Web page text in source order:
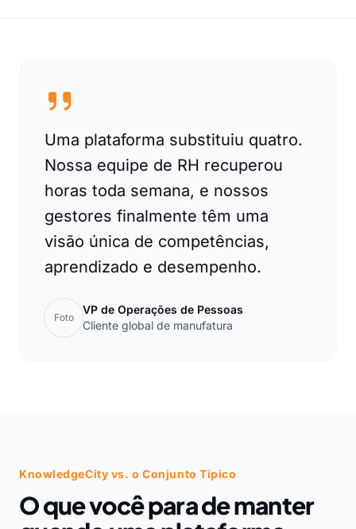
Uma plataforma substituiu quatro.
Nossa equipe de RH recuperou
horas toda semana, e nossos
gestores finalmente têm uma
visão única de competências,
aprendizado e desempenho.
Foto
VP de Operações de Pessoas
Cliente global de manufatura
KnowledgeCity vs. o Conjunto Típico
O que você para de manter